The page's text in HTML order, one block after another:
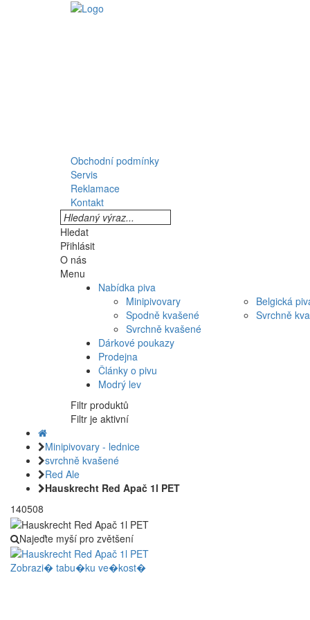
Obchodní podmínky
Servis
Reklamace
Kontakt
Hledat
Přihlásit
O nás
Menu
Nabídka piva
Minipivovary
Spodně kvašené
Svrchně kvašené
Belgická
Svrchně
Dárkové poukazy
Prodejna
Články o pivu
Modrý lev
Filtr produktů
Filtr je aktivní
Minipivovary - lednice
svrchně kvašené
Red Ale
Hauskrecht Red Apač 1l PET
140508
Najeďte myší pro zvětšení
Zobrazi� tabu�ku ve�kost�